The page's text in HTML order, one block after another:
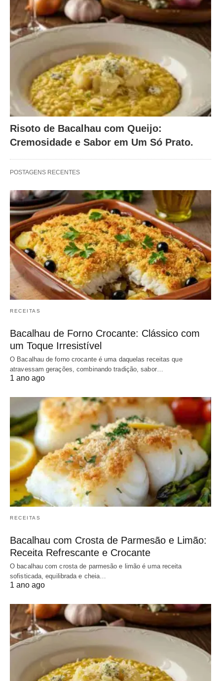
Risoto de Bacalhau com Queijo:
Cremosidade e Sabor em Um Só Prato.
POSTAGENS RECENTES
RECEITAS
Bacalhau de Forno Crocante: Clássico com
um Toque Irresistível
O Bacalhau de forno crocante é uma daquelas receitas que
atravessam gerações, combinando tradição, sabor…
1 ano ago
RECEITAS
Bacalhau com Crosta de Parmesão e Limão:
Receita Refrescante e Crocante
O bacalhau com crosta de parmesão e limão é uma receita
sofisticada, equilibrada e cheia…
1 ano ago